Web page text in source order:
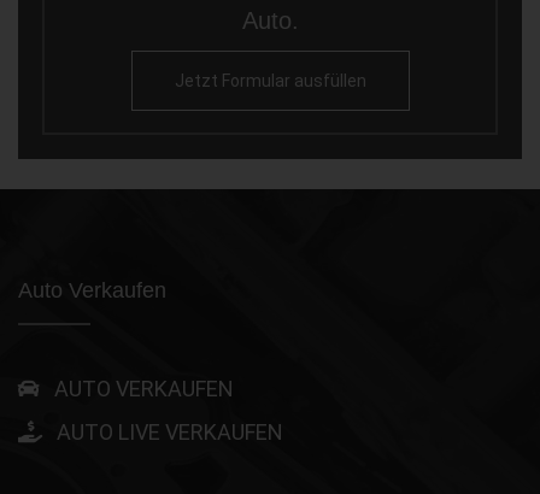
Auto.
Jetzt Formular ausfüllen
Auto Verkaufen
AUTO VERKAUFEN
AUTO LIVE VERKAUFEN